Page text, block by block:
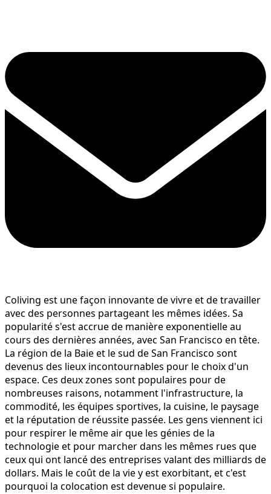
Coliving est une façon innovante de vivre et de travailler
avec des personnes partageant les mêmes idées. Sa
popularité s'est accrue de manière exponentielle au
cours des dernières années, avec San Francisco en tête.
La région de la Baie et le sud de San Francisco sont
devenus des lieux incontournables pour le choix d'un
espace. Ces deux zones sont populaires pour de
nombreuses raisons, notamment l'infrastructure, la
commodité, les équipes sportives, la cuisine, le paysage
et la réputation de réussite passée. Les gens viennent ici
pour respirer le même air que les génies de la
technologie et pour marcher dans les mêmes rues que
ceux qui ont lancé des entreprises valant des milliards de
dollars. Mais le coût de la vie y est exorbitant, et c'est
pourquoi la colocation est devenue si populaire.